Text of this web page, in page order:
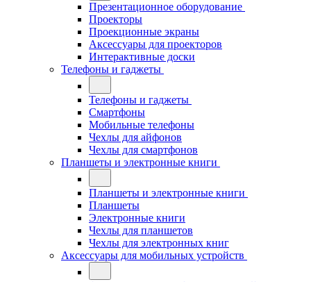
Презентационное оборудование
Проекторы
Проекционные экраны
Аксессуары для проекторов
Интерактивные доски
Телефоны и гаджеты
Телефоны и гаджеты
Смартфоны
Мобильные телефоны
Чехлы для айфонов
Чехлы для смартфонов
Планшеты и электронные книги
Планшеты и электронные книги
Планшеты
Электронные книги
Чехлы для планшетов
Чехлы для электронных книг
Аксессуары для мобильных устройств